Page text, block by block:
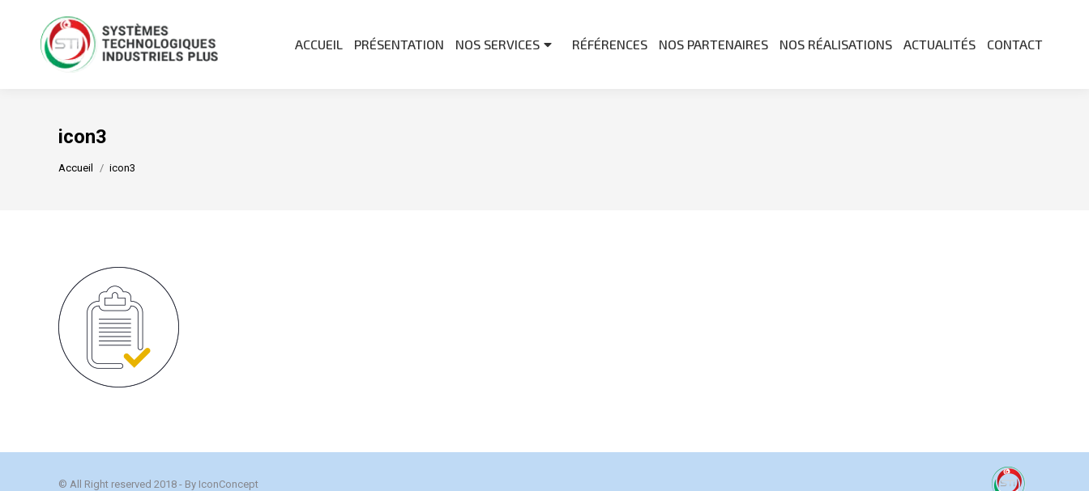
ACCUEIL PRÉSENTATION NOS SERVICES RÉFÉRENCES NOS PARTENAIRES NOS RÉALISATIONS ACTUALITÉS CONTACT
icon3
Vous êtes ici :
Accueil icon3
© All Right reserved 2018 - By IconConcept